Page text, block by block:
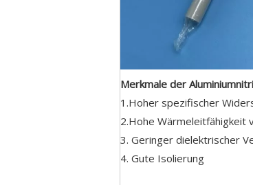
Merkmale der
1.Hoher spezifischer
2.Hohe Wärmeleitfähigkeit
3. Geringer dielektrischer
4. Gute Isolierung